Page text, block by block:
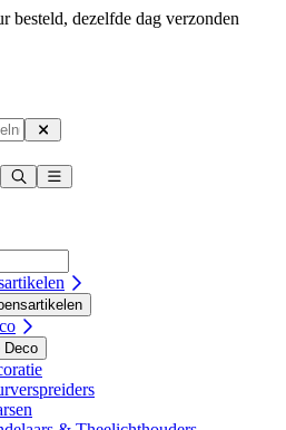
besteld, dezelfde dag verzonden
Deco